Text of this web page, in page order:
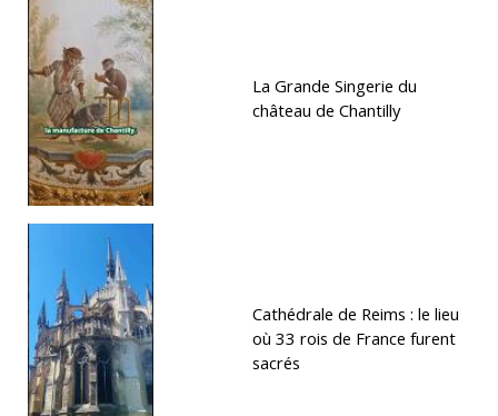
La Grande Singerie du
château de Chantilly
Cathédrale de Reims : le lieu
où 33 rois de France furent
sacrés